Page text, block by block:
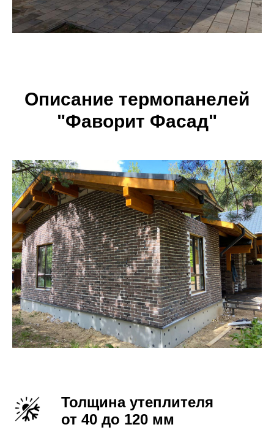
Описание термопанелей
"Фаворит Фасад"
Толщина утеплителя
от 40 до 120 мм